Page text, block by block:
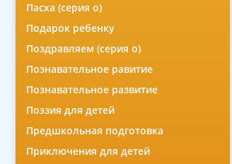
Пасха (серия о)
Подарок ребенку
Поздравляем (серия о)
Познавательное равитие
Познавательное развитие
Поэзия для детей
Предшкольная подготовка
Приключения для детей